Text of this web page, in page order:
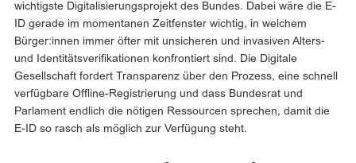
wichtigste Digitalisierungsprojekt des Bundes. Dabei wäre die E-
ID gerade im momentanen Zeitfenster wichtig, in welchem
Bürger:innen immer öfter mit unsicheren und invasiven Alters-
und Identitätsverifikationen konfrontiert sind. Die Digitale
Gesellschaft fordert Transparenz über den Prozess, eine schnell
verfügbare Offline-Registrierung und dass Bundesrat und
Parlament endlich die nötigen Ressourcen sprechen, damit die
E-ID so rasch als möglich zur Verfügung steht.